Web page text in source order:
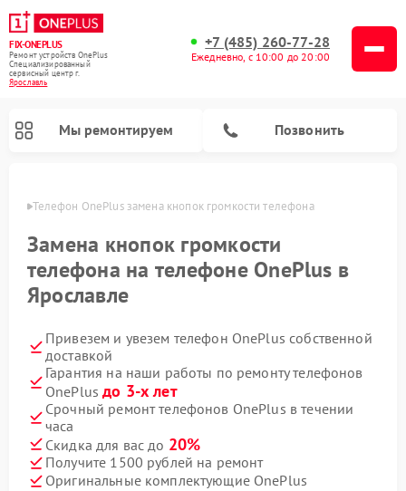
FIX-ONEPLUS
Ремонт устройств OnePlus
Специализированный
cервисный центр г.
Ярославль
+7 (485) 260-77-28
Ежедневно, с 10:00 до 20:00
Мы ремонтируем Позвонить
Телефон OnePlus замена кнопок громкости телефона
Замена кнопок громкости
телефона на телефоне OnePlus в
Ярославле
Привезем и увезем телефон OnePlus собственной
доставкой
Гарантия на наши работы по ремонту телефонов
OnePlusдо 3-х лет
Срочный ремонт телефонов OnePlus в течении
часа
Скидка для вас до 20%
Получите 1500 рублей на ремонт
Оригинальные комплектующие OnePlus